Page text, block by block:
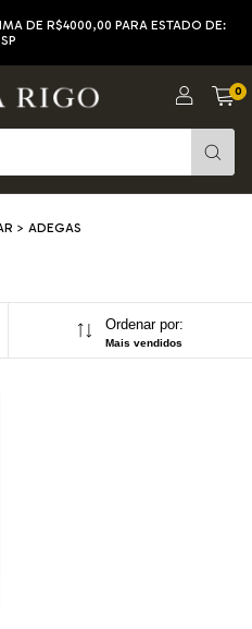
DE R$4000,00 PARA ESTADO DE:
SP
0
> ADEGAS
Ordenar por:
Mais vendidos